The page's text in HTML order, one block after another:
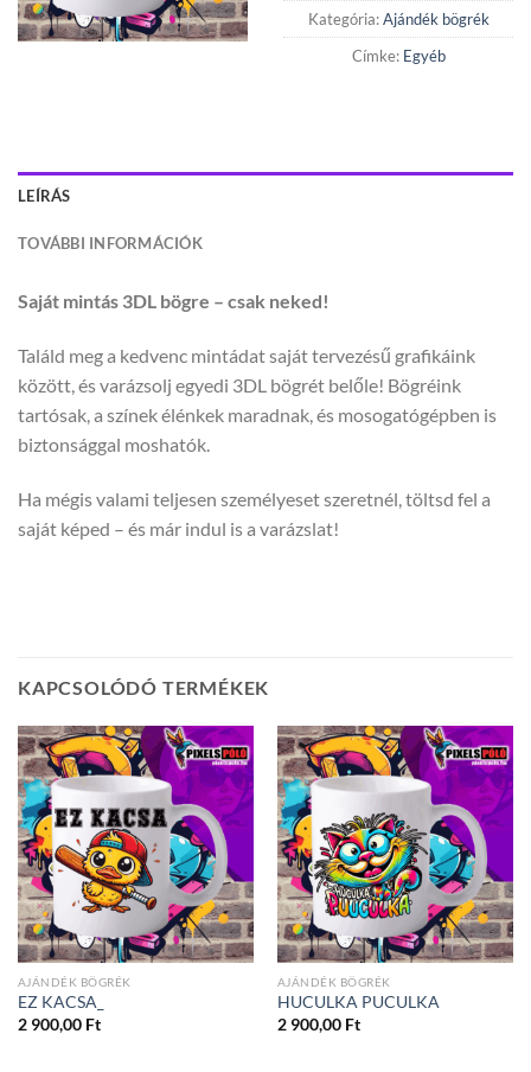
Kategória:Ajándék bögrék
Címke: Egyéb
LEÍRÁS
TOVÁBBI INFORMÁCIÓK
Saját mintás 3DL bögre – csak neked!
Találd meg a kedvenc mintádat saját tervezésű grafikáink
között, és varázsolj egyedi 3DL bögrét belőle! Bögréink
tartósak, a színek élénkek maradnak, és mosogatógépben is
biztonsággal moshatók.
Ha mégis valami teljesen személyeset szeretnél, töltsd fel a
saját képed – és már indul is a varázslat!
KAPCSOLÓDÓ TERMÉKEK
AJÁNDÉK BÖGRÉK
EZ KACSA_
2 900,00 Ft
AJÁNDÉK BÖGRÉK
HUCULKA PUCULKA
2 900,00 Ft